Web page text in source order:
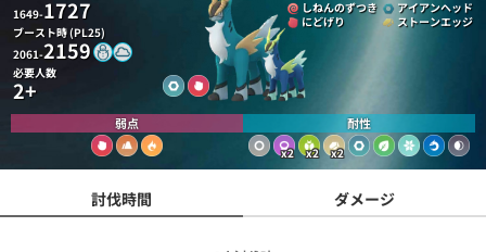
1649-1727
ブースト時 (PL25)
2061-2159
必要人数
2+
しねんのずつき
にどげり
アイアンヘッド
ストーンエッジ
弱点 耐性
x2 x2 x2
討伐時間 ダメージ